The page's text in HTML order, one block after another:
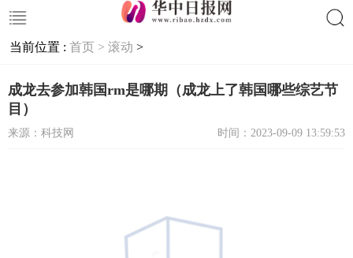
当前位置 : 首页 > 滚动 >
成龙去参加韩国rm是哪期（成龙上了韩国哪些综艺节
目）
来源：科技网 时间：2023-09-09 13:59:53